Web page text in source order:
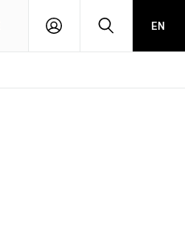
PŘIHLÁSIT HLEDATEN